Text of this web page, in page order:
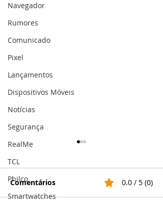
Navegador
Rumores
Comunicado
Pixel
Lançamentos
Dispositivos Móveis
Notícias
Segurança
RealMe
TCL
Philco
Smartwatches
Comentários 0.0 / 5 (0)